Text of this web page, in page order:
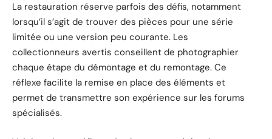
La restauration réserve parfois des défis, notamment
lorsqu’il s’agit de trouver des pièces pour une série
limitée ou une version peu courante. Les
collectionneurs avertis conseillent de photographier
chaque étape du démontage et du remontage. Ce
réflexe facilite la remise en place des éléments et
permet de transmettre son expérience sur les forums
spécialisés.